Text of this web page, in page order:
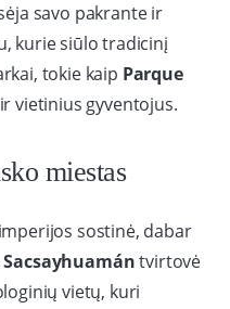
savo pakrante ir
kurie siūlo tradicinį
tokie kaip Parque
vietinius gyventojus.
miestas
sostinė, dabar
Sacsayhuamántvirtovė
vietų, kuri